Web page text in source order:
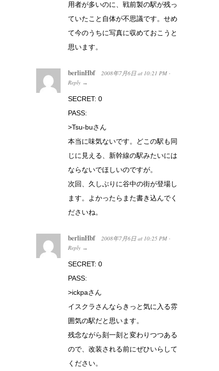
用者が多いのに、戦前製の駅が残っ
ていたこと自体が不思議です。せめ
て今のうちに写真に収めておこうと
思います。
berlinHbf 2008年7月6日 at 10:21 PM ·
Reply →
SECRET: 0
PASS:
>Tsu-buさん
本当に味気ないです。どこの駅も同
じに見える、新幹線の駅みたいには
ならないでほしいのですが。
次回、久しぶりに谷中の街が登場し
ます。よかったらまた書き込んでく
ださいね。
berlinHbf 2008年7月6日 at 10:25 PM ·
Reply →
SECRET: 0
PASS:
>ickpaさん
イスクラさんならきっと気に入る雰
囲気の駅だと思います。
残念ながら刻一刻と変わりつつある
ので、改装される前にぜひいらして
ください。